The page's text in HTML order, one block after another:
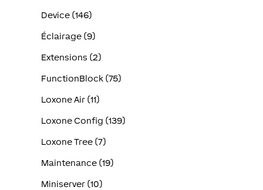
Device (146)
Éclairage (9)
Extensions (2)
FunctionBlock (75)
Loxone Air (11)
Loxone Config (139)
Loxone Tree (7)
Maintenance (19)
Miniserver (10)